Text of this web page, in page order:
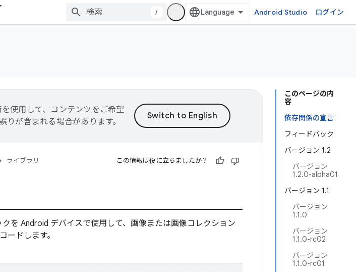
/ Android Studio ログイン
このページの内
容
依存関係の宣言
フィードバック
バージョン 1.2
バージョン
1.2.0-alpha01
バージョン 1.1
バージョン
1.1.0
バージョン
1.1.0-rc02
バージョン
1.1.0-rc01
使用して、コンテンツをご希望
りが含まれる場合があります。
ライブラリ この情報は役に立ちましたか？
を Android デバイスで使用して、画像または画像コレクション
ードします。